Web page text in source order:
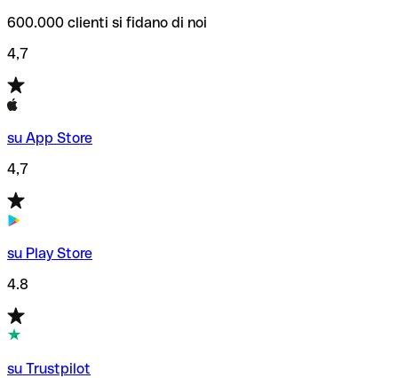
600.000 clienti si fidano di noi
4,7
su App Store
4,7
su Play Store
4.8
su Trustpilot